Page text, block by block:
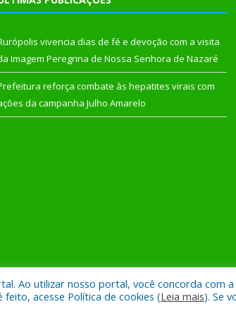
vivencia dias de fé e devoção com a visita
Imagem Peregrina de Nossa Senhora de Nazaré
reforça combate às hepatites virais com
da campanha Julho Amarelo
Ao utilizar nosso portal, você concorda com
acesse Política de cookies (Leia mais). Se